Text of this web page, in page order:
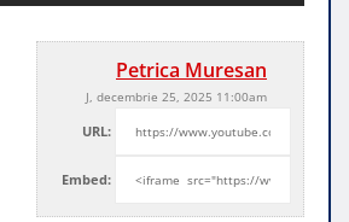
Petrica Muresan
J, decembrie 25, 2025 11:00am
URL:
Embed: